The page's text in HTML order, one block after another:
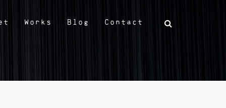
Works Blog Contact